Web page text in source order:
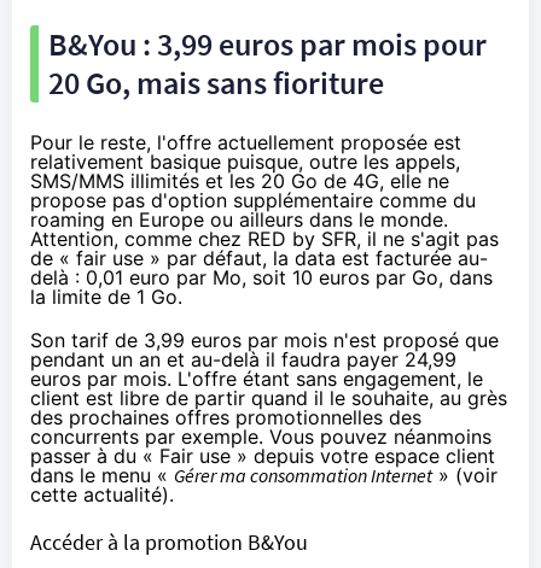
B&You : 3,99 euros par mois pour
20 Go, mais sans fioriture
Pour le reste, l'offre actuellement proposée est
relativement basique puisque, outre les appels,
SMS/MMS illimités et les 20 Go de 4G, elle ne
propose pas d'option supplémentaire comme du
roaming en Europe ou ailleurs dans le monde.
Attention, comme chez RED by SFR, il ne s'agit pas
de « fair use » par défaut, la data est facturée au-
delà : 0,01 euro par Mo, soit 10 euros par Go, dans
la limite de 1 Go.
Son tarif de 3,99 euros par mois n'est proposé que
pendant un an et au-delà il faudra payer 24,99
euros par mois. L'offre étant sans engagement, le
client est libre de partir quand il le souhaite, au grès
des prochaines offres promotionnelles des
concurrents par exemple. Vous pouvez néanmoins
passer à du « Fair use » depuis votre espace client
dans le menu « Gérer ma consommation Internet» (voir
cette actualité).
Accéder à la promotion B&You